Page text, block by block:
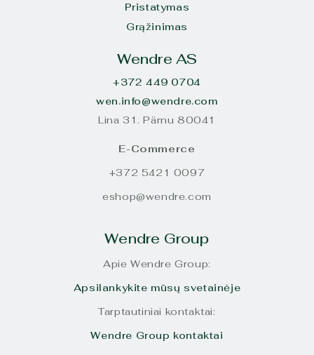
Pristatymas
Grąžinimas
Wendre AS
+372 449 0704
wen.info@wendre.com
Lina 31. Pärnu 80041
E-Commerce
+372 5421 0097
eshop@wendre.com
Wendre Group
Apie Wendre Group:
Apsilankykite mūsų svetainėje
Tarptautiniai kontaktai:
Wendre Group kontaktai